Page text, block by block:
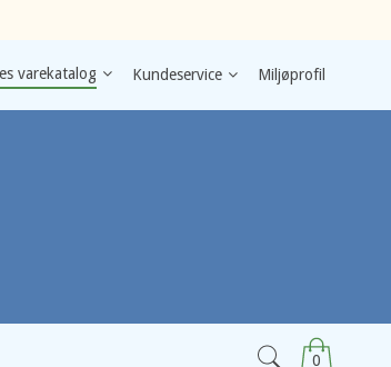
varekatalog Kundeservice Miljøprofil
0